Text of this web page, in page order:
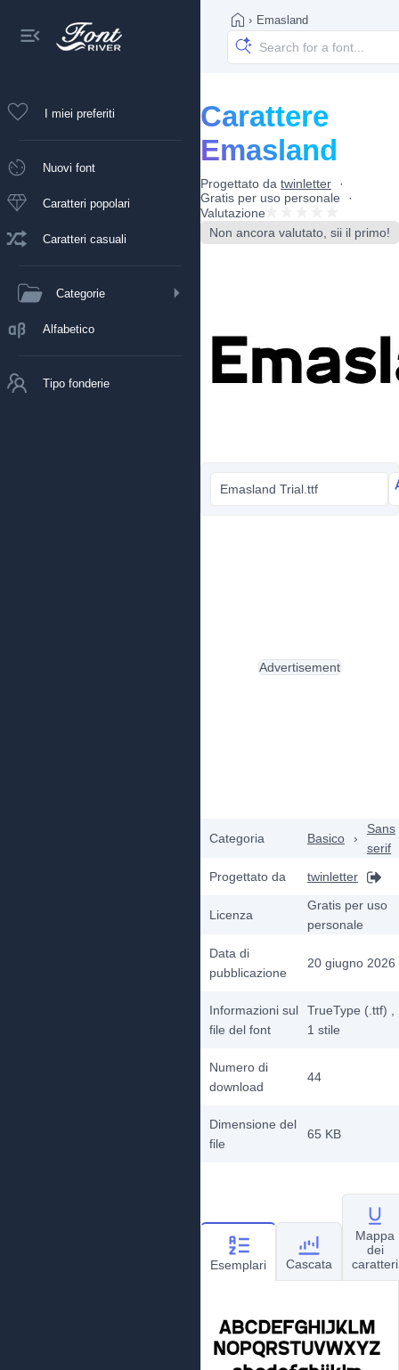
I miei preferiti
Nuovi font
Caratteri popolari
Caratteri casuali
Categorie
Alfabetico
Tipo fonderie
› Emasland
Carattere
Emasland
Progettato da twinletter
Gratis per uso personale
Valutazione
Non ancora valutato, sii il primo!
Emasland Trial.ttf
Categoria Basico ›
Sans
serif
Progettato da
twinletter
Licenza
Gratis per uso
personale
Data di
pubblicazione
20 giugno 2026
Informazioni sul
file del font
TrueType (.ttf)
1 stile
Numero di
download
44
Dimensione del
file
65 KB
Advertisement
Esemplari Cascata
Mappa
dei
caratteri